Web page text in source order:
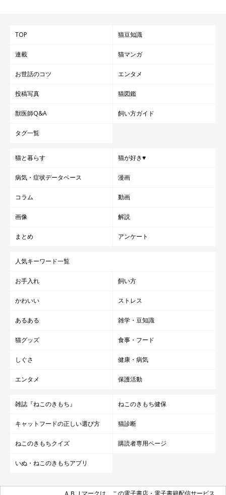
“ヘソ天”しているおまめちゃん
最後に、おまめちゃんへの現在の思いを伺うと、このように答え
飼い主さん：
ちもおまめのおかげで毎日たくさんの笑顔をもらっています。
いつかくるそのときまで、
変わらぬ愛で見守っていきたいです
写真提供・取材協力／ @omame_mamegram さん／Instagram
2026年6月時点の情報であり、現在と異なる場合があります。
TOP 猫豆知識
連載 猫マンガ
お世話のコツ エンタメ
投稿写真 猫図鑑
獣医師Q&A 飼い方ガイド
タグ一覧
猫と暮らす 猫が好き♥
病気・症状データベース 漫画
コラム 動画
画像 解説
まとめ アンケート
人気キーワード一覧
お手入れ 飼い方
かわいい ストレス
あるある 雑学・豆知識
猫グッズ 食事・フード
しぐさ 健康・病気
エンタメ 保護活動
雑誌『ねこのきもち』 ねこのきもち健保
キャットフードの正しい選び方 猫診断
ねこのきもちクイズ 購読者専用ページ
いぬ・ねこのきもちアプリ
ＡＢＪマークは、この電子書店・電子書籍配信サービス